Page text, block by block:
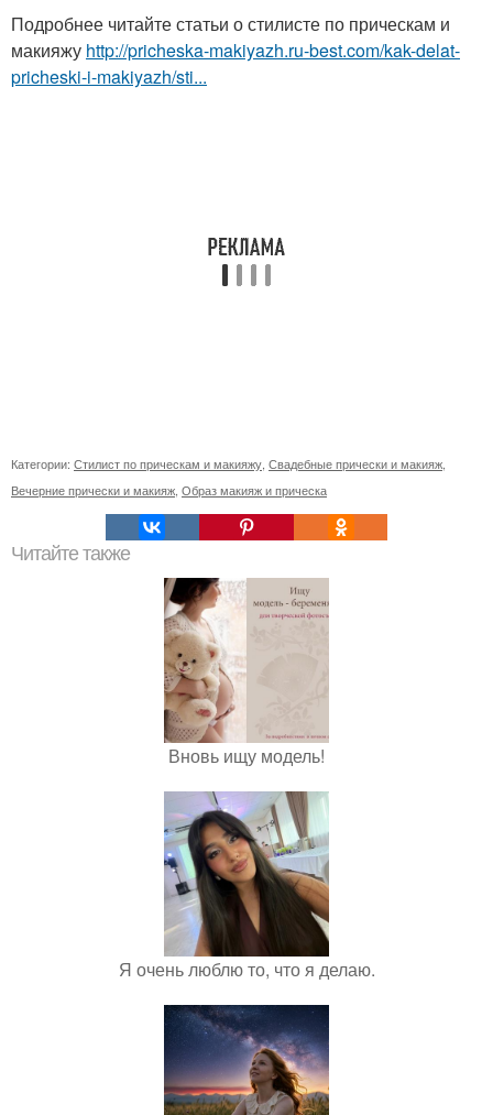
Подробнее читайте статьи о стилисте по прическам и
макияжу http://pricheska-makiyazh.ru-best.com/kak-delat-
pricheski-i-makiyazh/sti...
Категории: Стилист по прическам и макияжу Свадебные прически и макияж
Вечерние прически и макияж Образ макияж и прическа
Читайте также
Вновь ищу модель!
Я очень люблю то, что я делаю.